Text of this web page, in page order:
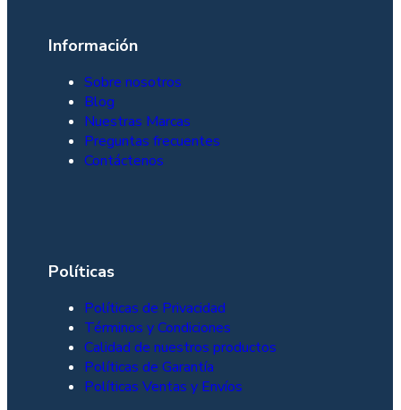
Añadir al carrito
Leer más
Leer más
Añadir al carrito
Añadir al carrito
Añadir al carrito
Información
Sobre nosotros
Blog
Nuestras Marcas
Preguntas frecuentes
Contáctenos
Políticas
Políticas de Privacidad
Términos y Condiciones
Calidad de nuestros productos
Políticas de Garantía
Políticas Ventas y Envíos